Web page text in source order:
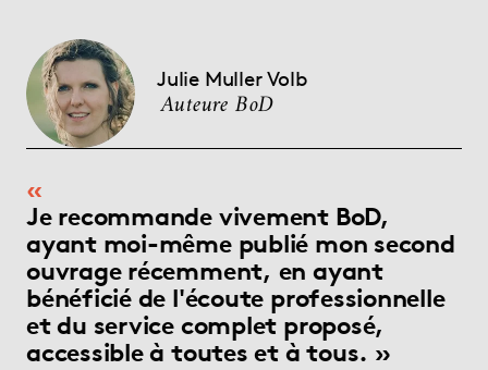
Julie Muller Volb
Auteure BoD
Je recommande vivement BoD,
ayant moi-même publié mon second
ouvrage récemment, en ayant
bénéficié de l'écoute professionnelle
et du service complet proposé,
accessible à toutes et à tous.